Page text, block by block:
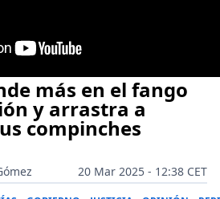
más en el fango
y arrastra a
compinches
20 Mar 2025 - 12:38 CET